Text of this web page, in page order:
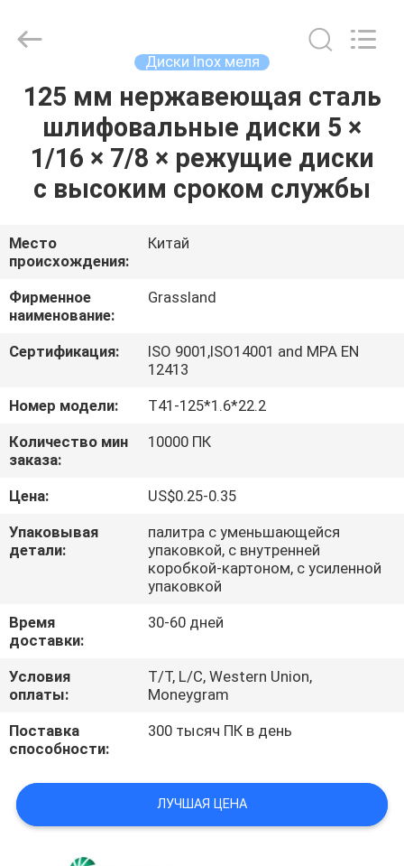
ДОМ
ПРОДУКТЫ
НАС
ПУТЕШЕСТВИЕ
ФАБРИКИ
КАЧЕСТВА
МЫ
НОВОСТИ
СЛУЧАИ
КАРТА
POLICY
Reserved.
Developed
Диски Inox меля
125 мм нержавеющая сталь
шлифовальные диски 5 ×
1/16 × 7/8 × режущие диски
с высоким сроком службы
Место
происхождения:
Китай
Фирменное
наименование:
Grassland
Сертификация:
ISO 9001,ISO14001 and MPA EN
12413
Номер модели:
T41-125*1.6*22.2
Количество мин
заказа:
10000 ПК
Цена:
US$0.25-0.35
Упаковывая
детали:
палитра с уменьшающейся
упаковкой, с внутренней
коробкой-картоном, с усиленной
упаковкой
Время
доставки:
30-60 дней
Условия
оплаты:
T/T, L/C, Western Union,
Moneygram
Поставка
способности:
300 тысяч ПК в день
ЛУЧШАЯ ЦЕНА